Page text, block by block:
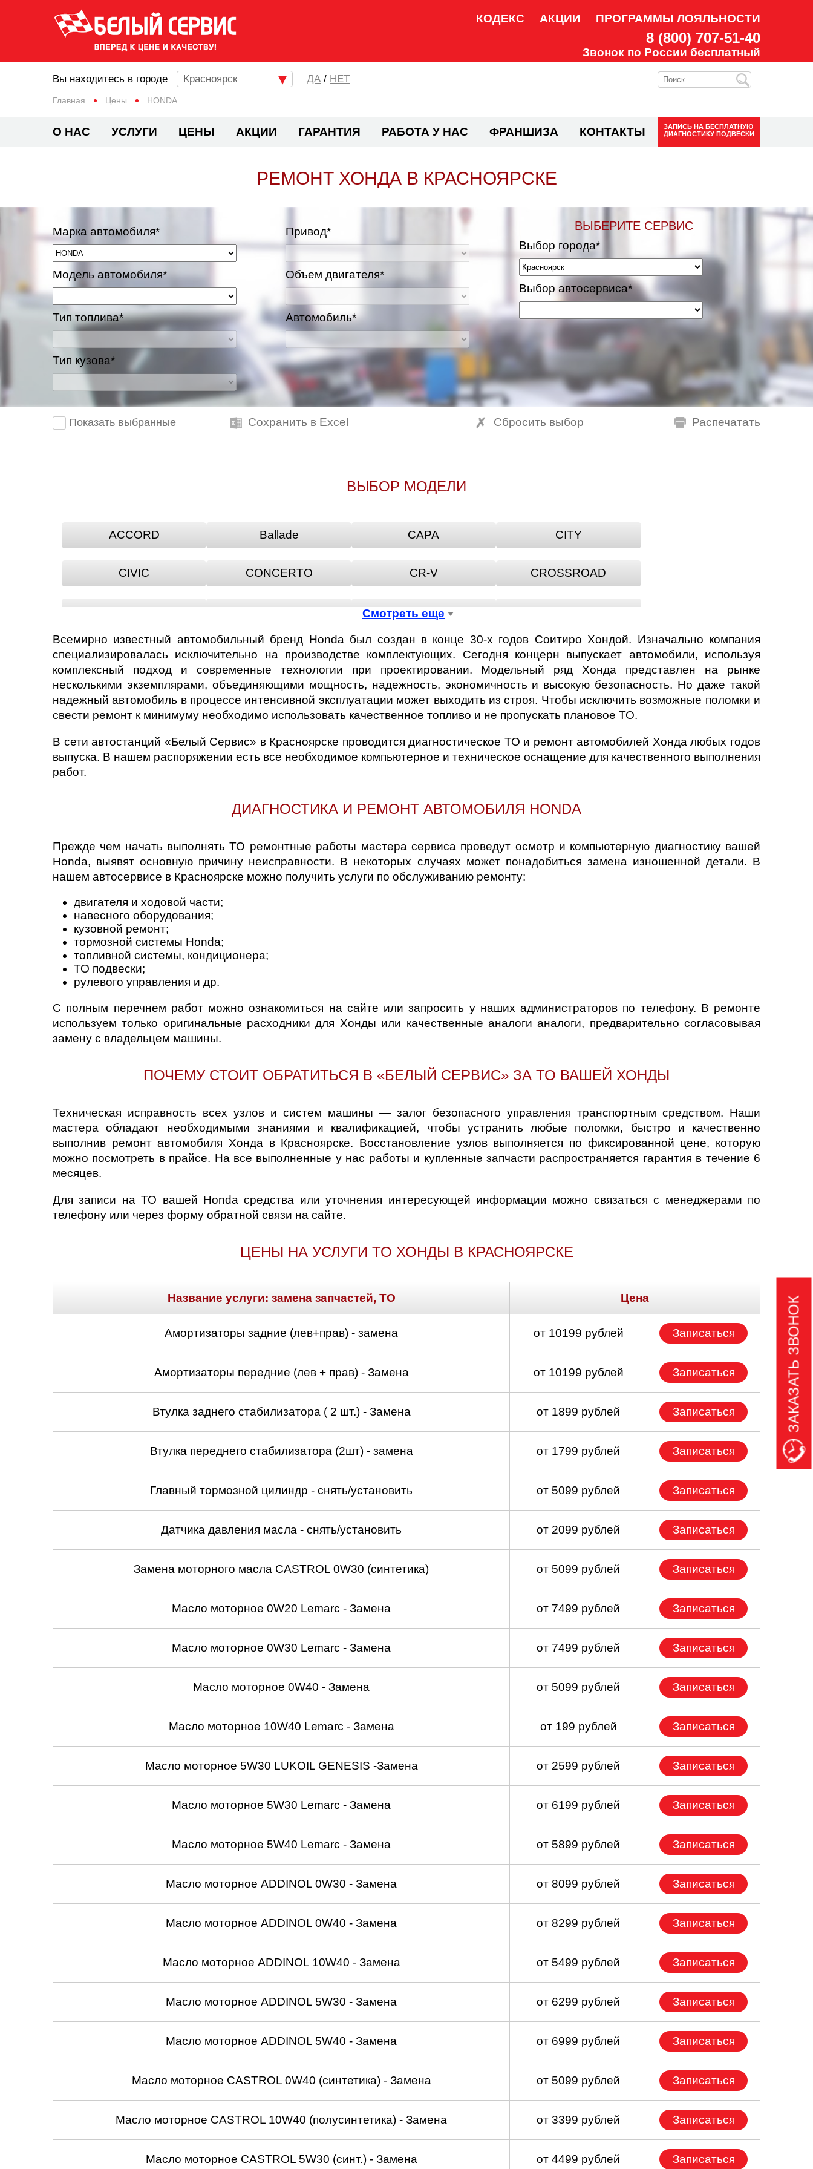
КОДЕКС АКЦИИ ПРОГРАММЫ ЛОЯЛЬНОСТИ
8 (800) 707-51-40
Звонок по России бесплатный
Главная Цены HONDA
Вы находитесь в городе Красноярск / НЕТ
О НАС УСЛУГИ ЦЕНЫ АКЦИИ ГАРАНТИЯ РАБОТА У НАС ФРАНШИЗА КОНТАКТЫ ЗАПИСЬ НА БЕСПЛАТНУЮ
ДИАГНОСТИКУ ПОДВЕСКИ
РЕМОНТ ХОНДА В КРАСНОЯРСКЕ
Марка автомобиля*
Модель автомобиля*
Тип топлива*
Тип кузова*
Привод*
Объем двигателя*
Автомобиль*
ВЫБЕРИТЕ СЕРВИС
Выбор города*
Выбор автосервиса*
Показать выбранные Сохранить в Excel Распечатать
Сбросить выбор
ВЫБОР МОДЕЛИ
ACCORD Ballade CAPA CITY
CIVIC CONCERTO CR-V CROSSROAD
CROSSTOUR CRX FIT FR-V
HR-V INSIGHT INTEGRA JAZZ
LEGEND LOGO NSX ODYSSEY
SHUTTLE STREAM
Смотреть еще
Всемирно известный автомобильный бренд Honda был создан в конце 30-х годов Соитиро Хондой. Изначально компания
специализировалась исключительно на производстве комплектующих. Сегодня концерн выпускает автомобили, используя
комплексный подход и современные технологии при проектировании. Модельный ряд Хонда представлен на рынке
несколькими экземплярами, объединяющими мощность, надежность, экономичность и высокую безопасность. Но даже такой
надежный автомобиль в процессе интенсивной эксплуатации может выходить из строя. Чтобы исключить возможные поломки и
свести ремонт к минимуму необходимо использовать качественное топливо и не пропускать плановое ТО.
В сети автостанций «Белый Сервис» в Красноярске проводится диагностическое ТО и ремонт автомобилей Хонда любых годов
выпуска. В нашем распоряжении есть все необходимое компьютерное и техническое оснащение для качественного выполнения
работ.
ДИАГНОСТИКА И РЕМОНТ АВТОМОБИЛЯ HONDA
Прежде чем начать выполнять ТО ремонтные работы мастера сервиса проведут осмотр и компьютерную диагностику вашей
Honda, выявят основную причину неисправности. В некоторых случаях может понадобиться замена изношенной детали. В
нашем автосервисе в Красноярске можно получить услуги по обслуживанию ремонту:
двигателя и ходовой части;
навесного оборудования;
кузовной ремонт;
тормозной системы Honda;
топливной системы, кондиционера;
ТО подвески;
рулевого управления и др.
С полным перечнем работ можно ознакомиться на сайте или запросить у наших администраторов по телефону. В ремонте
используем только оригинальные расходники для Хонды или качественные аналоги аналоги, предварительно согласовывая
замену с владельцем машины.
ПОЧЕМУ СТОИТ ОБРАТИТЬСЯ В «БЕЛЫЙ СЕРВИС» ЗА ТО ВАШЕЙ ХОНДЫ
Техническая исправность всех узлов и систем машины — залог безопасного управления транспортным средством. Наши
мастера обладают необходимыми знаниями и квалификацией, чтобы устранить любые поломки, быстро и качественно
выполнив ремонт автомобиля Хонда в Красноярске. Восстановление узлов выполняется по фиксированной цене, которую
можно посмотреть в прайсе. На все выполненные у нас работы и купленные запчасти распространяется гарантия в течение 6
месяцев.
Для записи на ТО вашей Honda средства или уточнения интересующей информации можно связаться с менеджерами по
телефону или через форму обратной связи на сайте.
ЦЕНЫ НА УСЛУГИ ТО ХОНДЫ В КРАСНОЯРСКЕ
Название услуги: замена запчастей, ТО Цена
Амортизаторы задние (лев+прав) - замена от 10199 рублей Записаться
Амортизаторы передние (лев + прав) - Замена от 10199 рублей Записаться
Втулка заднего стабилизатора ( 2 шт.) - Замена от 1899 рублей Записаться
Втулка переднего стабилизатора (2шт) - замена от 1799 рублей Записаться
Главный тормозной цилиндр - снять/установить от 5099 рублей Записаться
Датчика давления масла - снять/установить от 2099 рублей Записаться
Замена моторного масла CASTROL 0W30 (синтетика) от 5099 рублей Записаться
Масло моторное 0W20 Lemarc - Замена от 7499 рублей Записаться
Масло моторное 0W30 Lemarc - Замена от 7499 рублей Записаться
Масло моторное 0W40 - Замена от 5099 рублей Записаться
Масло моторное 10W40 Lemarc - Замена от 199 рублей Записаться
Масло моторное 5W30 LUKOIL GENESIS -Замена от 2599 рублей Записаться
Масло моторное 5W30 Lemarc - Замена от 6199 рублей Записаться
Масло моторное 5W40 Lemarc - Замена от 5899 рублей Записаться
Масло моторное ADDINOL 0W30 - Замена от 8099 рублей Записаться
Масло моторное ADDINOL 0W40 - Замена от 8299 рублей Записаться
Масло моторное ADDINOL 10W40 - Замена от 5499 рублей Записаться
Масло моторное ADDINOL 5W30 - Замена от 6299 рублей Записаться
Масло моторное ADDINOL 5W40 - Замена от 6999 рублей Записаться
Масло моторное CASTROL 0W40 (синтетика) - Замена от 5099 рублей Записаться
Масло моторное CASTROL 10W40 (полусинтетика) - Замена от 3399 рублей Записаться
Масло моторное CASTROL 5W30 (синт.) - Замена от 4499 рублей Записаться
ЗАКАЗАТЬ ЗВОНОК